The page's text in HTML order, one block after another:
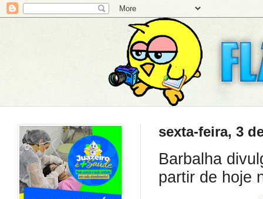
sexta-feira, 3
Barbalha
partir de hoje